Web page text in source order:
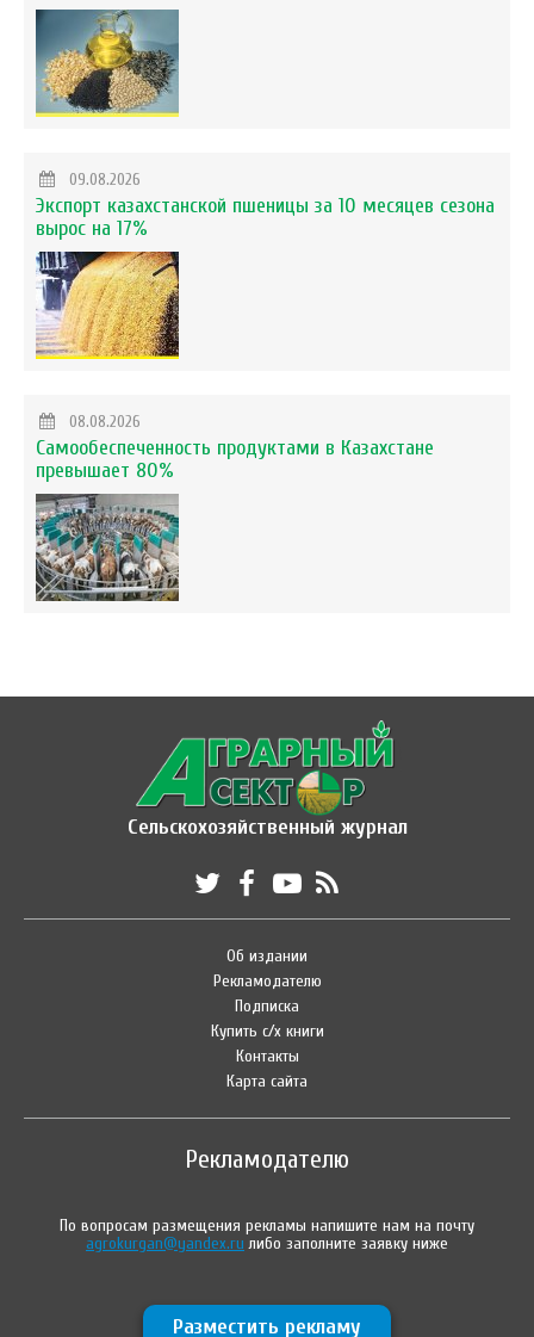
09.08.2026
Экспорт казахстанской пшеницы за 10 месяцев сезона
вырос на 17%
08.08.2026
Самообеспеченность продуктами в Казахстане
превышает 80%
Сельскохозяйственный журнал
Об издании
Рекламодателю
Подписка
Купить с/х книги
Контакты
Карта сайта
Рекламодателю
По вопросам размещения рекламы напишите нам на почту
agrokurgan@yandex.ru либо заполните заявку ниже
Разместить рекламу